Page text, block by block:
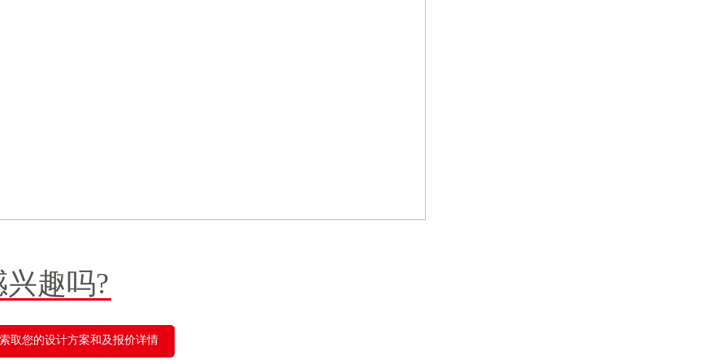
兴趣吗?
取您的设计方案和及报价详情